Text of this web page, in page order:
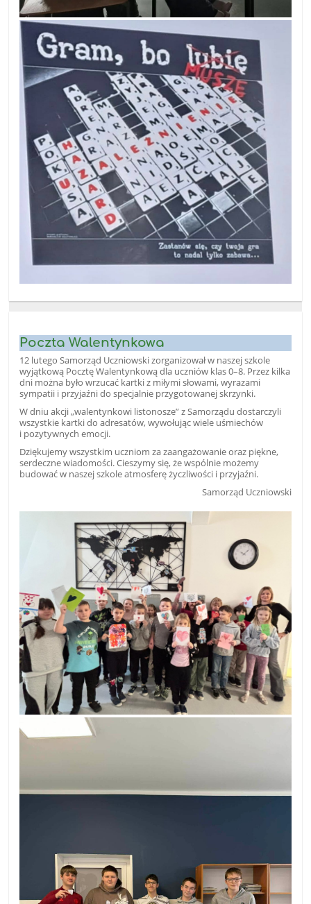
Poczta Walentynkowa
12 lutego Samorząd Uczniowski zorganizował w naszej szkole
wyjątkową Pocztę Walentynkową dla uczniów klas 0–8. Przez kilka
dni można było wrzucać kartki z miłymi słowami, wyrazami
sympatii i przyjaźni do specjalnie przygotowanej skrzynki.
W dniu akcji „walentynkowi listonosze” z Samorządu dostarczyli
wszystkie kartki do adresatów, wywołując wiele uśmiechów
i pozytywnych emocji.
Dziękujemy wszystkim uczniom za zaangażowanie oraz piękne,
serdeczne wiadomości. Cieszymy się, że wspólnie możemy
budować w naszej szkole atmosferę życzliwości i przyjaźni.
Samorząd Uczniowski